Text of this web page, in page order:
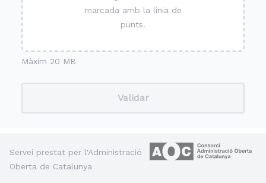
marcada amb la línia de
punts.
Màxim 20 MB
Validar
Servei prestat per l'Administració
Oberta de Catalunya